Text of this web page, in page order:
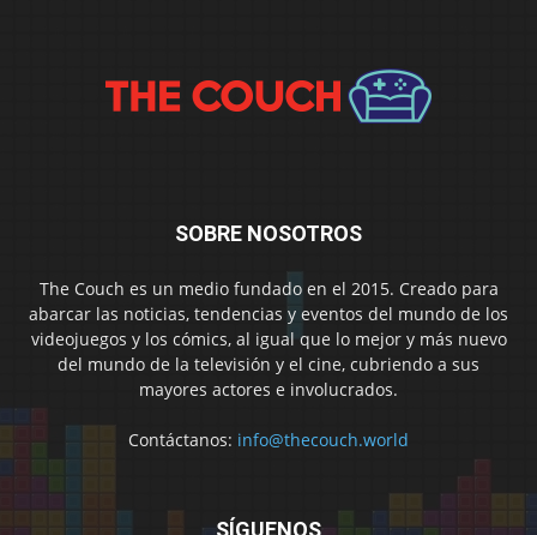
SOBRE NOSOTROS
The Couch es un medio fundado en el 2015. Creado para
abarcar las noticias, tendencias y eventos del mundo de los
videojuegos y los cómics, al igual que lo mejor y más nuevo
del mundo de la televisión y el cine, cubriendo a sus
mayores actores e involucrados.
Contáctanos: info@thecouch.world
SÍGUENOS